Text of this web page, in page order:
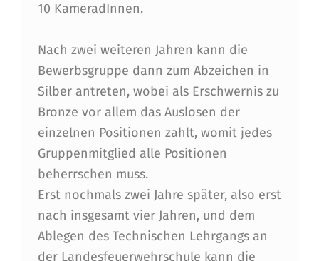
10 KameradInnen.
Nach zwei weiteren Jahren kann die
Bewerbsgruppe dann zum Abzeichen in
Silber antreten, wobei als Erschwernis zu
Bronze vor allem das Auslosen der
einzelnen Positionen zahlt, womit jedes
Gruppenmitglied alle Positionen
beherrschen muss.
Erst nochmals zwei Jahre später, also erst
nach insgesamt vier Jahren, und dem
Ablegen des Technischen Lehrgangs an
der Landesfeuerwehrschule kann die